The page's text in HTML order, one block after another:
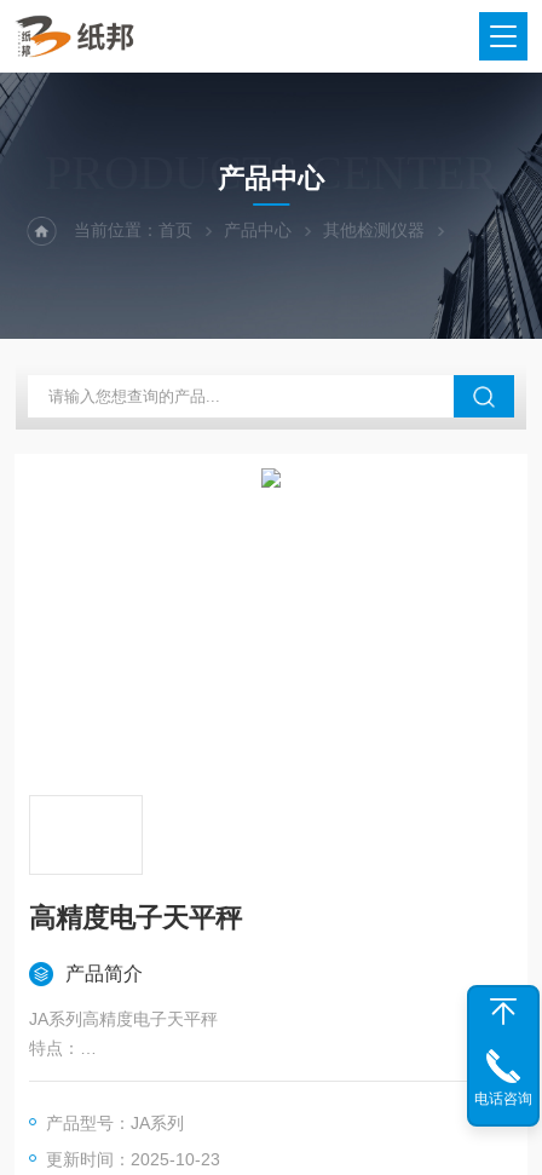
PRODUCTS CENTER
产品中心
当前位置：首页 产品中心 其他检测仪器 电子天平
高精度电子天平秤
产品简介
JA系列高精度电子天平秤
特点：
◆ 人性化设计，结构新颖，外形美观，性能*。
◆ 具有全自动故障检测，自动校准，超载保护等多种应用程序。
◆ 设有计件、百分比、单位转换等功能、操作简便、可靠。
产品型号：JA系列
更新时间：2025-10-23
电话咨询